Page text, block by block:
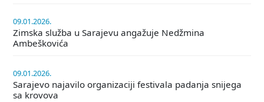
09.01.2026.
Zimska služba u Sarajevu angažuje Nedžmina
Ambeškovića
09.01.2026.
Sarajevo najavilo organizaciji festivala padanja snijega
sa krovova